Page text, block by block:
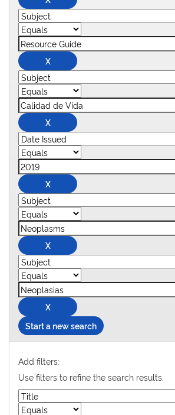
Start a new search
Add filters:
Use filters to refine the search results.